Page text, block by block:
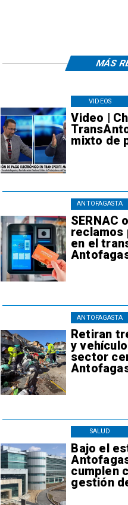
Video |
mixto de
VIDEOS
SERNAC
reclamos
en el
ANTOFAGASTA
Retiran
y
sector
ANTOFAGASTA
Bajo el
cumplen
gestión
SALUD
MÁS